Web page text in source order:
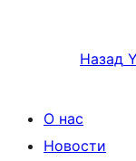
Назад
О нас
Новости